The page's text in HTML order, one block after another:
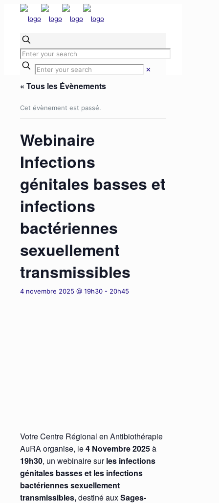
✕
« Tous les Évènements
Cet évènement est passé.
Webinaire
Infections
génitales basses et
infections
bactériennes
sexuellement
transmissibles
4 novembre 2025 @ 19h30 - 20h45
Votre Centre Régional en Antibiothérapie
AuRA organise, le4 Novembre 2025à
19h30, un webinaire surles infections
génitales basses et les infections
bactériennes sexuellement
transmissibles,destiné auxSages-